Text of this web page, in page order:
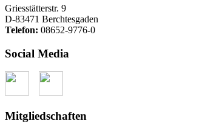
Griesstätterstr. 9
D-83471 Berchtesgaden
Telefon: 08652-9776-0
Social Media
Mitgliedschaften